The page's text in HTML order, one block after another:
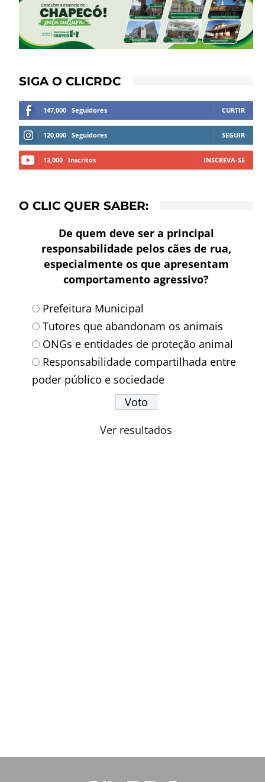
SIGA O CLICRDC
147,000 Seguidores CURTIR
120,000 Seguidores SEGUIR
13,000 Inscritos INSCREVA-SE
O CLIC QUER SABER:
De quem deve ser a principal
responsabilidade pelos cães de rua,
especialmente os que apresentam
comportamento agressivo?
Prefeitura Municipal
Tutores que abandonam os animais
ONGs e entidades de proteção animal
Responsabilidade compartilhada entre
poder público e sociedade
Ver resultados